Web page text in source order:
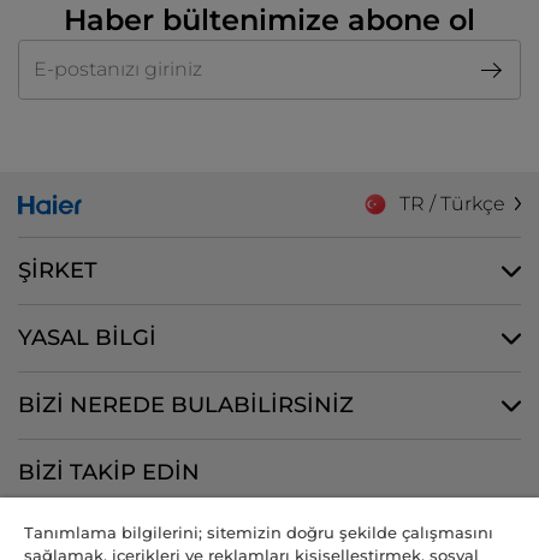
Haber bültenimize abone ol
TR / Türkçe
ŞİRKET
YASAL BİLGİ
BİZİ NEREDE BULABİLİRSİNİZ
BİZİ TAKİP EDİN
Tanımlama bilgilerini; sitemizin doğru şekilde çalışmasını
sağlamak, içerikleri ve reklamları kişiselleştirmek, sosyal